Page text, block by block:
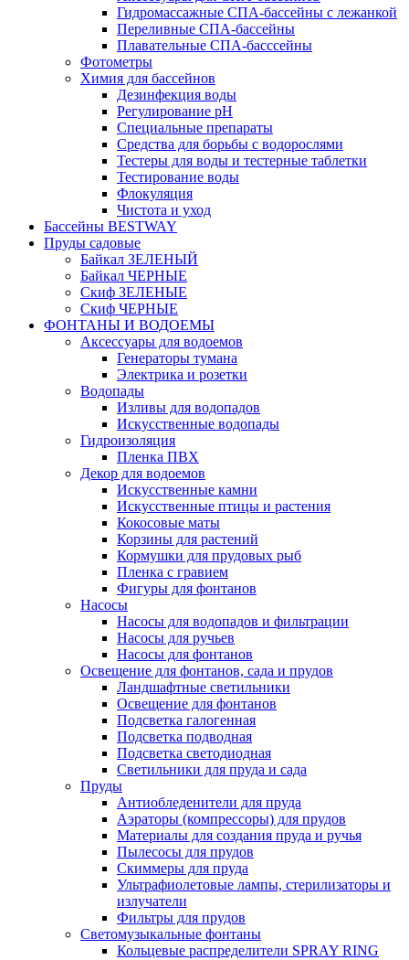
Гидромассажные СПА-бассейны с лежанкой
Переливные СПА-бассейны
Плавательные СПА-басссейны
Фотометры
Химия для бассейнов
Дезинфекция воды
Регулирование pH
Специальные препараты
Средства для борьбы с водорослями
Тестеры для воды и тестерные таблетки
Тестирование воды
Флокуляция
Чистота и уход
Бассейны BESTWAY
Пруды садовые
Байкал ЗЕЛЕНЫЙ
Байкал ЧЕРНЫЕ
Скиф ЗЕЛЕНЫЕ
Скиф ЧЕРНЫЕ
ФОНТАНЫ И ВОДОЕМЫ
Аксессуары для водоемов
Генераторы тумана
Электрика и розетки
Водопады
Изливы для водопадов
Искусственные водопады
Гидроизоляция
Пленка ПВХ
Декор для водоемов
Искусственные камни
Искусственные птицы и растения
Кокосовые маты
Корзины для растений
Кормушки для прудовых рыб
Пленка с гравием
Фигуры для фонтанов
Насосы
Насосы для водопадов и фильтрации
Насосы для ручьев
Насосы для фонтанов
Освещение для фонтанов, сада и прудов
Ландшафтные светильники
Освещение для фонтанов
Подсветка галогенная
Подсветка подводная
Подсветка светодиодная
Светильники для пруда и сада
Пруды
Антиобледенители для пруда
Аэраторы (компрессоры) для прудов
Материалы для создания пруда и ручья
Пылесосы для прудов
Скиммеры для пруда
Ультрафиолетовые лампы, стерилизаторы и
излучатели
Фильтры для прудов
Светомузыкальные фонтаны
Кольцевые распределители SPRAY RING